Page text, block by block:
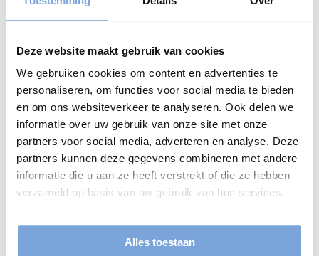
Deze website maakt gebruik van cookies
We gebruiken cookies om content en advertenties te
personaliseren, om functies voor social media te bieden
en om ons websiteverkeer te analyseren. Ook delen we
informatie over uw gebruik van onze site met onze
partners voor social media, adverteren en analyse. Deze
partners kunnen deze gegevens combineren met andere
informatie die u aan ze heeft verstrekt of die ze hebben
verzameld op basis van uw gebruik van hun services.
Alles toestaan
Application error: a client-side exception has occurred while
loadingwww.bariseaumottrie.be(see the browser consolefor
more information).